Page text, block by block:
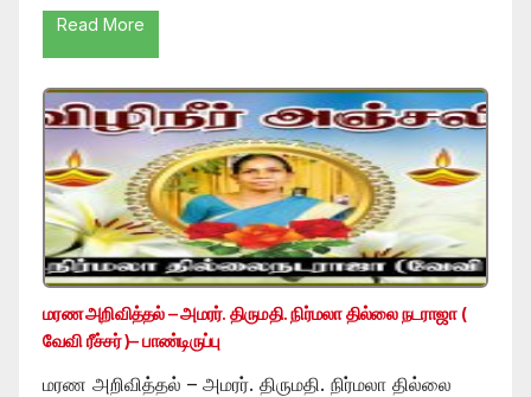
Read More
மரண அறிவித்தல் – அமரர். திருமதி. நிர்மலா தில்லை நடராஜா (
வேவி ரீச்சர் )– பாண்டிருப்பு
மரண அறிவித்தல் – அமரர். திருமதி. நிர்மலா தில்லை